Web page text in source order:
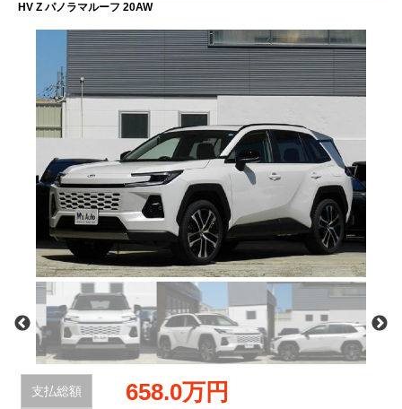
在庫車 / パーツ
在庫車一覧
M’sCollectionパーツ一覧
エムズオート
M’sCollection
エムズオートとは
サービス・保証
買取のご案内
店舗情報
店舗情報
会社概要
HV Z パノラマルーフ 20AW
支払総額 658.0万円